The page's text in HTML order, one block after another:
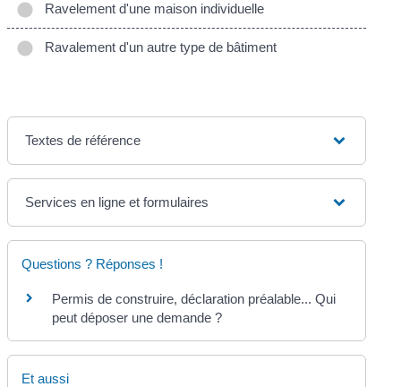
Ravelement d'une maison individuelle
Ravalement d'un autre type de bâtiment
Textes de référence
Services en ligne et formulaires
Questions ? Réponses !
Permis de construire, déclaration préalable... Qui
peut déposer une demande ?
Et aussi